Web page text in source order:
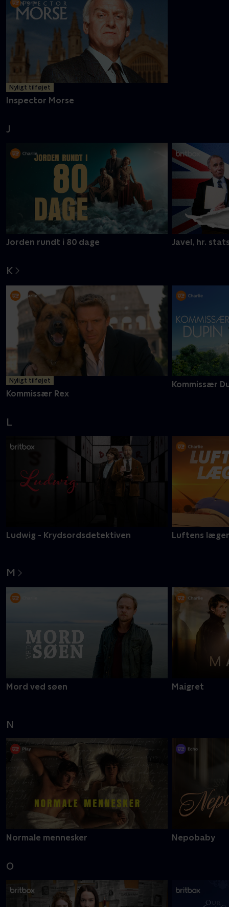
Nyligt tilføjet
Inspector Morse
J
Jorden rundt i 80 dage Javel, hr.
K
Nyligt tilføjet
Kommissær Rex
Kommissær
L
Ludwig - Krydsordsdetektiven Luftens læger
M
Mord ved søen Maigret
N
Normale mennesker Nepobaby
O